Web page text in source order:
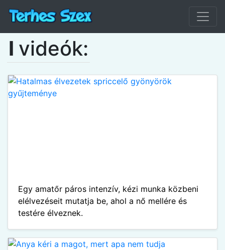
I videók:
Egy amatőr páros intenzív, kézi munka közbeni
elélvezéseit mutatja be, ahol a nő mellére és
testére élveznek.